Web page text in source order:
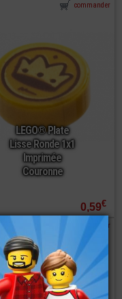
LEGO® Plate
Lisse Ronde 1x1
Imprimée
Couronne
0,59€
commander
commander